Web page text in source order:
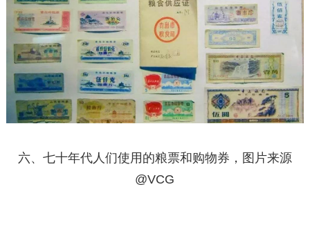
六、七十年代人们使用的粮票和购物券，图片来源
@VCG